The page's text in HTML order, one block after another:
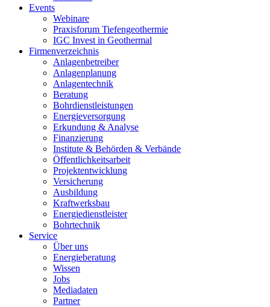
Events
Webinare
Praxisforum Tiefengeothermie
IGC Invest in Geothermal
Firmenverzeichnis
Anlagenbetreiber
Anlagenplanung
Anlagentechnik
Beratung
Bohrdienstleistungen
Energieversorgung
Erkundung & Analyse
Finanzierung
Institute & Behörden & Verbände
Öffentlichkeitsarbeit
Projektentwicklung
Versicherung
Ausbildung
Kraftwerksbau
Energiedienstleister
Bohrtechnik
Service
Über uns
Energieberatung
Wissen
Jobs
Mediadaten
Partner